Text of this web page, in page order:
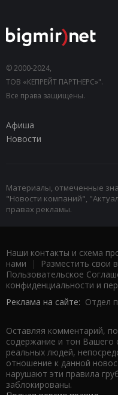
© 2000-2024,
ТОВ «КЕПРЕЙТ ПАРТНЕРС»".
Все права защищены.
Афиша
Новости
Материалы, отмеченные
"Новости компаний",
правах рекламы.
Наши контакты и схема
нами | Разместить свои
Пользовательское
конфиденциальности и
Реклама на сайте: Отдел
Оставляя комментарий,
содержание и тон Вашего
реальных людей,
отношение к данной
нарушают эти правила
заблокированы.